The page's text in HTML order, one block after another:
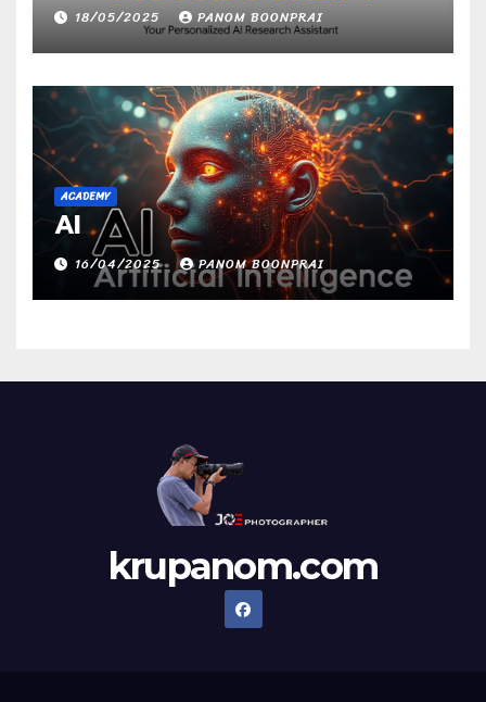
18/05/2025 PANOM BOONPRAI
ACADEMY
AI
16/04/2025 PANOM BOONPRAI
krupanom.com